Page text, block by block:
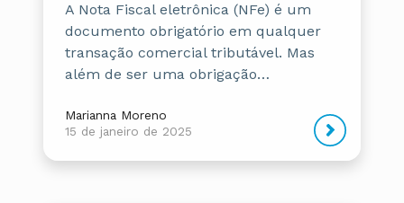
A Nota Fiscal eletrônica (NFe) é um
documento obrigatório em qualquer
transação comercial tributável. Mas
além de ser uma obrigação…
Marianna Moreno
15 de janeiro de 2025